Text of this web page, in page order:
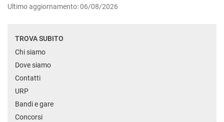
Ultimo aggiornamento: 06/08/2026
TROVA SUBITO
Chi siamo
Dove siamo
Contatti
URP
Bandi e gare
Concorsi